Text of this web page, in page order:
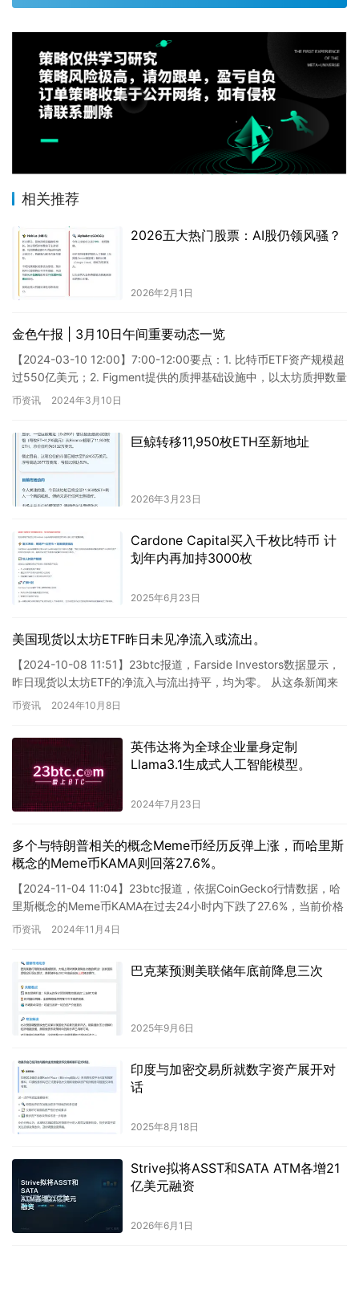
相关推荐
2026五大热门股票：AI股仍领风骚？
2026年2月1日
金色午报 | 3月10日午间重要动态一览
【2024-03-10 12:00】7:00-12:00要点：1. 比特币ETF资产规模超
过550亿美元；2. Figment提供的质押基础设施中，以太坊质押数量
突破100万枚；3…
币资讯 2024年3月10日
巨鲸转移11,950枚ETH至新地址
2026年3月23日
Cardone Capital买入千枚比特币 计
划年内再加持3000枚
2025年6月23日
美国现货以太坊ETF昨日未见净流入或流出。
【2024-10-08 11:51】23btc报道，Farside Investors数据显示，
昨日现货以太坊ETF的净流入与流出持平，均为零。 从这条新闻来
看，现货以太坊ETF的…
币资讯 2024年10月8日
英伟达将为全球企业量身定制
Llama3.1生成式人工智能模型。
2024年7月23日
多个与特朗普相关的概念Meme币经历反弹上涨，而哈里斯
概念的Meme币KAMA则回落27.6%。
【2024-11-04 11:04】23btc报道，依据CoinGecko行情数据，哈
里斯概念的Meme币KAMA在过去24小时内下跌了27.6%，当前价格
为0.01138美元。同…
币资讯 2024年11月4日
巴克莱预测美联储年底前降息三次
2025年9月6日
印度与加密交易所就数字资产展开对
话
2025年8月18日
Strive拟将ASST和SATA ATM各增21
亿美元融资
2026年6月1日